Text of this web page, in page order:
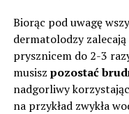
Biorąc pod uwagę
dermatolodzy
prysznicem do 2-3
musisz pozostać
nadgorliwy
na przykład zwykła